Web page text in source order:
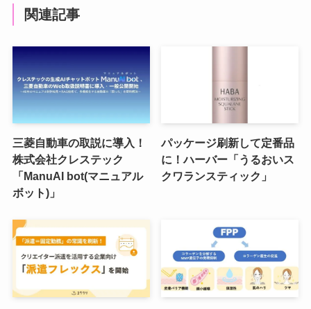
関連記事
三菱自動車の取説に導入！
株式会社クレステック
「ManuAI bot(マニュアル
ボット)」
パッケージ刷新して定番品
に！ハーバー「うるおいス
クワランスティック」